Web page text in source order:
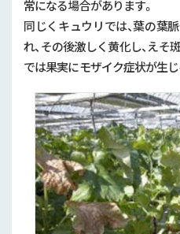
常になる場合があります。
同じくキュウリでは、葉の葉
れ、その後激しく黄化し、えそ
では果実にモザイク症状が生